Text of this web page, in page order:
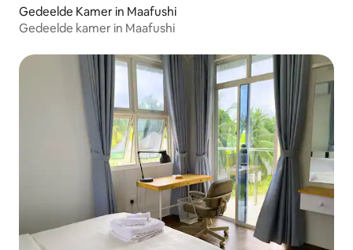
Gedeelde Kamer in Maafushi
Gedeelde kamer in Maafushi